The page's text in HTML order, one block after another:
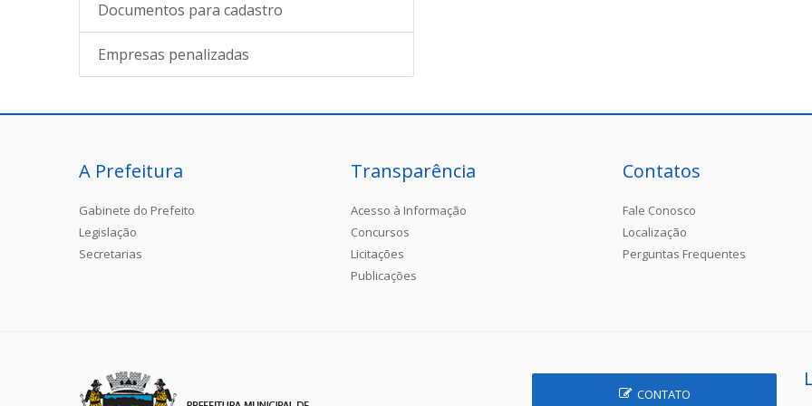
Documentos para cadastro
Empresas penalizadas
A Prefeitura
Gabinete do Prefeito
Legislação
Secretarias
Transparência
Acesso à Informação
Concursos
Licitações
Publicações
Contatos
Fale Conosco
Localização
Perguntas Frequentes
CONTATO